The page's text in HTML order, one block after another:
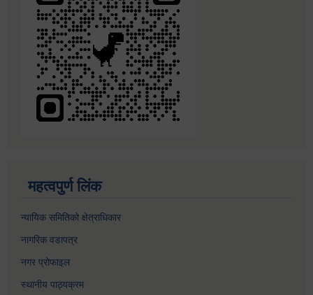
महत्वपुर्ण लिंक
न्यायिक समितिको क्षेत्राधिकार
नागरिक वडापत्र
नगर प्रोफाइल
स्थानीय पाठ्यक्रम